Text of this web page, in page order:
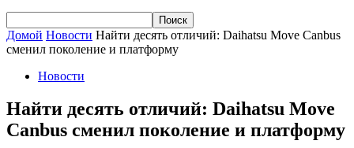
Домой Новости Найти десять отличий: Daihatsu Move Canbus
сменил поколение и платформу
Новости
Найти десять отличий: Daihatsu Move
Canbus сменил поколение и платформу